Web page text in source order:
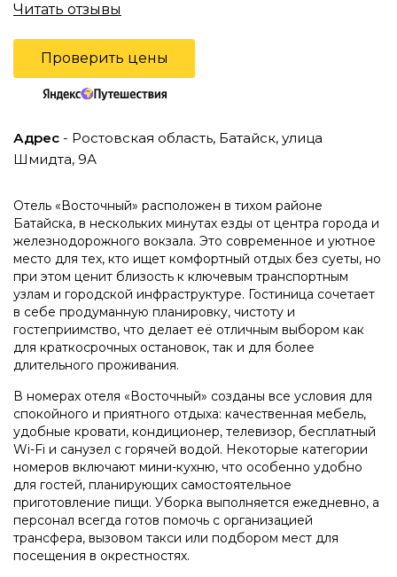
Читать отзывы
Проверить цены
Адрес - Ростовская область, Батайск, улица
Шмидта, 9А
Отель «Восточный» расположен в тихом районе
Батайска, в нескольких минутах езды от центра города и
железнодорожного вокзала. Это современное и уютное
место для тех, кто ищет комфортный отдых без суеты, но
при этом ценит близость к ключевым транспортным
узлам и городской инфраструктуре. Гостиница сочетает
в себе продуманную планировку, чистоту и
гостеприимство, что делает её отличным выбором как
для краткосрочных остановок, так и для более
длительного проживания.
В номерах отеля «Восточный» созданы все условия для
спокойного и приятного отдыха: качественная мебель,
удобные кровати, кондиционер, телевизор, бесплатный
Wi-Fi и санузел с горячей водой. Некоторые категории
номеров включают мини-кухню, что особенно удобно
для гостей, планирующих самостоятельное
приготовление пищи. Уборка выполняется ежедневно, а
персонал всегда готов помочь с организацией
трансфера, вызовом такси или подбором мест для
посещения в окрестностях.